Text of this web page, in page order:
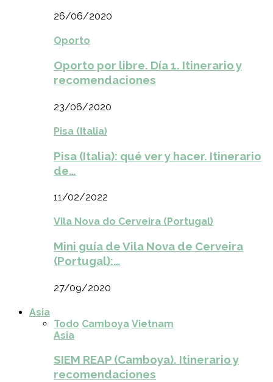
26/06/2020
Oporto
Oporto por libre. Día 1. Itinerario y
recomendaciones
23/06/2020
Pisa (Italia)
Pisa (Italia): qué ver y hacer. Itinerario
de…
11/02/2022
Vila Nova do Cerveira (Portugal)
Mini guía de Vila Nova de Cerveira
(Portugal):…
27/09/2020
Asia
Todo Camboya Vietnam
Asia
SIEM REAP (Camboya). Itinerario y
recomendaciones